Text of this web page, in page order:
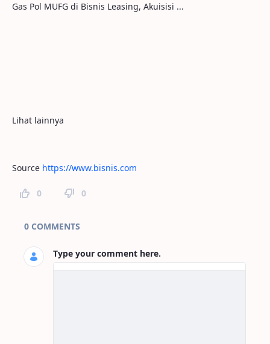
Gas Pol MUFG di Bisnis Leasing, Akuisisi ...
Lihat lainnya
Source https://www.bisnis.com
0 0
Page Comments
0 COMMENTS
Type your comment here.